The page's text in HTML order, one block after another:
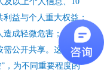
益与个人重大权益；
造成轻微危害；
需公开共享。这种分级
，为不同重要程度的